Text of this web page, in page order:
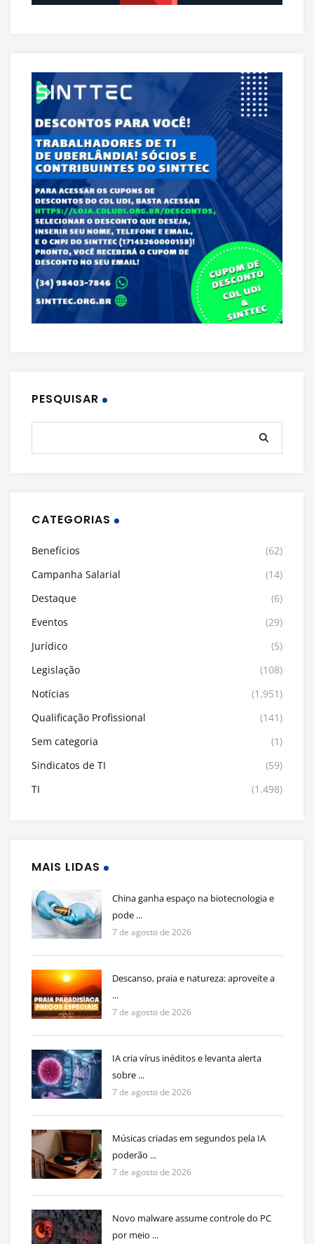
PESQUISAR
CATEGORIAS
Benefícios
(62)
Campanha Salarial
(14)
Destaque
(6)
Eventos
(29)
Jurídico
(5)
Legislação
(108)
Notícias
(1.951)
Qualificação Profissional
(141)
Sem categoria
(1)
Sindicatos de TI
(59)
TI
(1.498)
MAIS LIDAS
China ganha espaço na biotecnologia e
pode ...
7 de agosto de 2026
Descanso, praia e natureza: aproveite a
...
7 de agosto de 2026
IA cria vírus inéditos e levanta alerta
sobre ...
7 de agosto de 2026
Músicas criadas em segundos pela IA
poderão ...
7 de agosto de 2026
Novo malware assume controle do PC
por meio ...